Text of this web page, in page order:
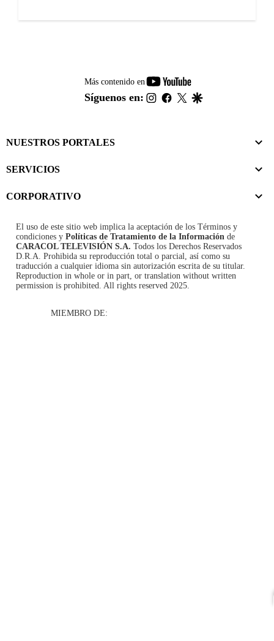
Más contenido en
youtube-
footer
Síguenos en: instagram
facebook
twitter
NUESTROS PORTALES
SERVICIOS
CORPORATIVO
El uso de este sitio web implica la aceptación de los Términos y
condiciones y Políticas de Tratamiento de la Información de
CARACOL TELEVISIÓN S.A. Todos los Derechos Reservados
D.R.A. Prohibida su reproducción total o parcial, así como su
traducción a cualquier idioma sin autorización escrita de su titular.
Reproduction in whole or in part, or translation without written
permission is prohibited. All rights reserved 2025.
MIEMBRO DE: